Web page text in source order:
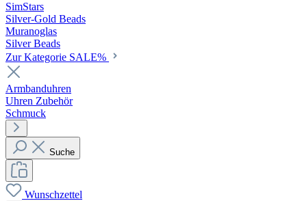
SimStars
Silver-Gold Beads
Muranoglas
Silver Beads
Zur Kategorie SALE%
Armbanduhren
Uhren Zubehör
Schmuck
Suche
Wunschzettel